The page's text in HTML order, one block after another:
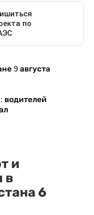
9 августа
водителей
и
в
6